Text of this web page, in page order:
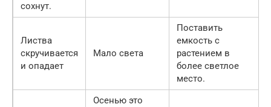
сохнут.
Листва
скручивается
и опадает
Мало света
Поставить
емкость с
растением в
более светлое
место.
Осенью это